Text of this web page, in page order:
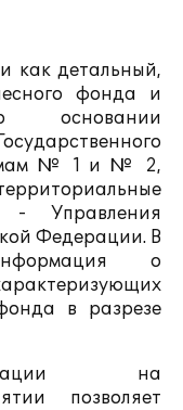
как детальный,
фонда и
основании
№ 1 и № 2,
- Управления
Федерации. В
о
в разрезе
на
позволяет